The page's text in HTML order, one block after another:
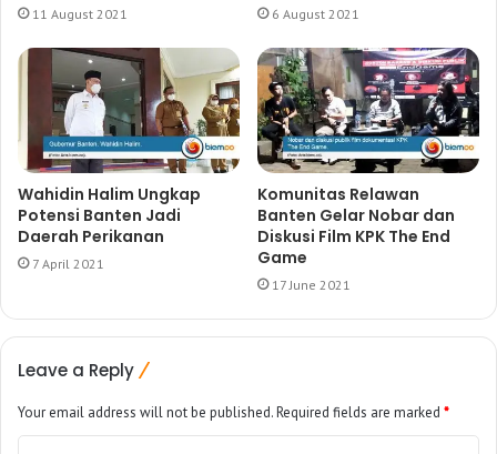
11 August 2021 6 August 2021
Wahidin Halim Ungkap
Potensi Banten Jadi
Daerah Perikanan
7 April 2021
Komunitas Relawan
Banten Gelar Nobar dan
Diskusi Film KPK The End
Game
17 June 2021
Leave a Reply
Your email address will not be published.Required fields are marked *